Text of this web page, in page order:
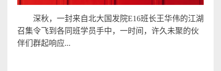
深秋，一封来自北大国发院E16班长王华伟的江湖
召集令飞到各同班学员手中，一时间， 许久未聚的伙
伴们群起响应...